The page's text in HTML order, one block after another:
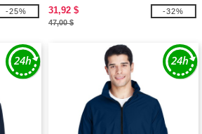
-25%
pour Hommes
31,92 $
47,00 $
-32%